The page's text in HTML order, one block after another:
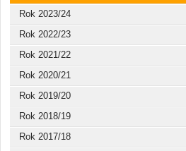
Rok 2023/24
Rok 2022/23
Rok 2021/22
Rok 2020/21
Rok 2019/20
Rok 2018/19
Rok 2017/18